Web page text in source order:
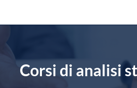
Corsi di analisi